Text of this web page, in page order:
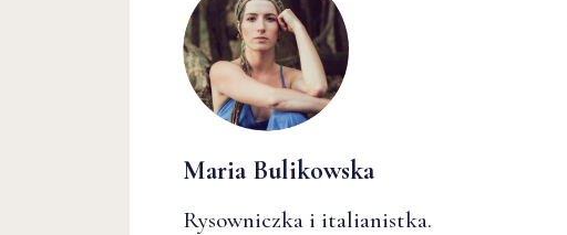
Maria Bulikowska
Rysowniczka i italianistka.